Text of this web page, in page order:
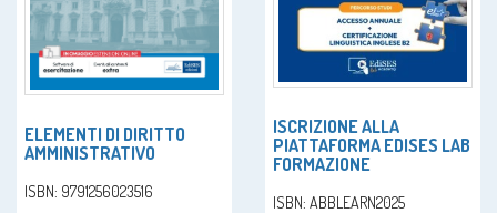
ELEMENTI DI DIRITTO
AMMINISTRATIVO
ISBN: 9791256023516
ISCRIZIONE ALLA
PIATTAFORMA EDISES LAB
FORMAZIONE
ISBN: ABBLEARN2025